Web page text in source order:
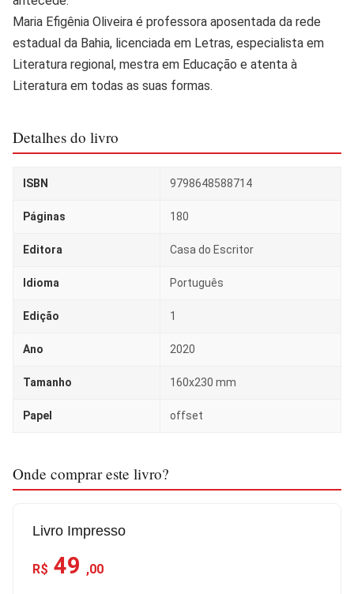
Maria Efigênia Oliveira é professora aposentada da rede
estadual da Bahia, licenciada em Letras, especialista em
Literatura regional, mestra em Educação e atenta à
Literatura em todas as suas formas.
Detalhes do livro
ISBN 9798648588714
Páginas 180
Editora Casa do Escritor
Idioma Português
Edição 1
Ano 2020
Tamanho 160x230 mm
Papel offset
Onde comprar este livro?
Livro Impresso
R$ 49 ,00